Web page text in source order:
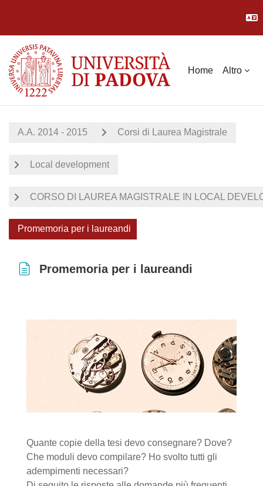
Home Altro
A.A. 2014 - 2015 Corsi di Laurea Magistrale
Local development
CORSO DI LAUREA MAGISTRALE IN LOCAL
Promemoria per i laureandi
Promemoria per i laureandi
Quante copie della tesi devo consegnare? Dove?
Che moduli devo compilare? Ho svolto tutti gli
adempimenti necessari?